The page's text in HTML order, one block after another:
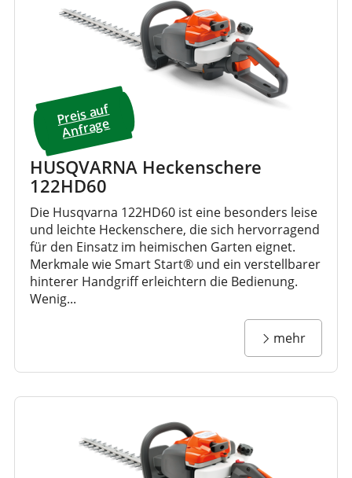
Preis a
uf
A
nfrage
HUSQVARNA Heckenschere
122HD60
Die Husqvarna 122HD60 ist eine besonders leise
und leichte Heckenschere, die sich hervorragend
für den Einsatz im heimischen Garten eignet.
Merkmale wie Smart Start® und ein verstellbarer
hinterer Handgriff erleichtern die Bedienung.
Wenig...
mehr